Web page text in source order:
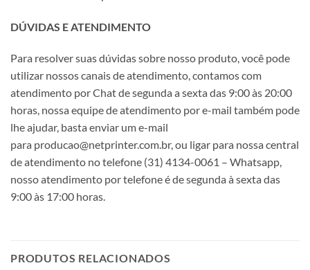
DÚVIDAS E ATENDIMENTO
Para resolver suas dúvidas sobre nosso produto, você pode
utilizar nossos canais de atendimento, contamos com
atendimento por Chat de segunda a sexta das 9:00 às 20:00
horas, nossa equipe de atendimento por e-mail também pode
lhe ajudar, basta enviar um e-mail
para producao@netprinter.com.br, ou ligar para nossa central
de atendimento no telefone (31) 4134-0061 – Whatsapp,
nosso atendimento por telefone é de segunda à sexta das
9:00 às 17:00 horas.
PRODUTOS RELACIONADOS